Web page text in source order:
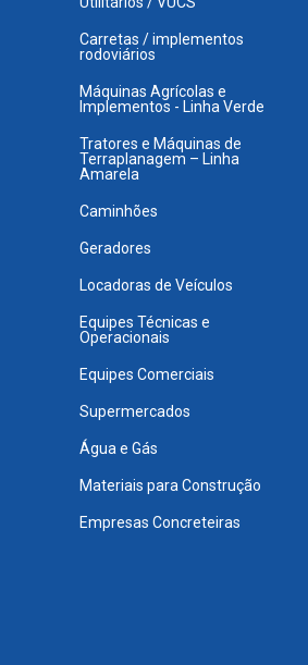
Carretas / implementos
rodoviários
Máquinas Agrícolas e
Implementos - Linha Verde
Tratores e Máquinas de
Terraplanagem – Linha
Amarela
Caminhões
Geradores
Locadoras de Veículos
Equipes Técnicas e
Operacionais
Equipes Comerciais
Supermercados
Água e Gás
Materiais para Construção
Empresas Concreteiras